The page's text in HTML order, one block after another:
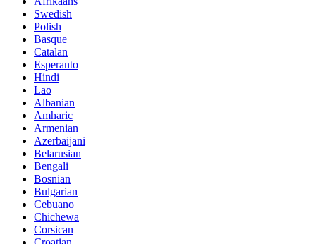
Swedish
Polish
Basque
Catalan
Esperanto
Hindi
Lao
Albanian
Amharic
Armenian
Azerbaijani
Belarusian
Bengali
Bosnian
Bulgarian
Cebuano
Chichewa
Corsican